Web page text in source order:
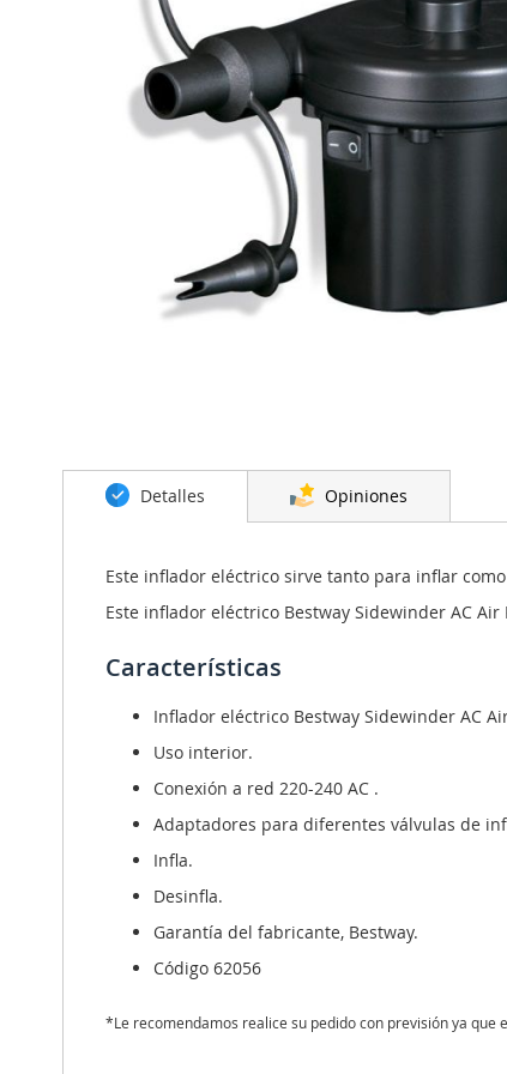
al
comienzo
galería
imágenes
Detalles
Este inflador eléctrico sirve tanto para inflar
Este inflador eléctrico Bestway Sidewinder AC
Características
Inflador eléctrico Bestway Sidewinder AC
Uso interior.
Conexión a red 220-240 AC .
Adaptadores para diferentes válvulas de
Infla.
Desinfla.
Garantía del fabricante, Bestway.
Código 62056
*Le recomendamos realice su pedido con previsión ya que
Opiniones